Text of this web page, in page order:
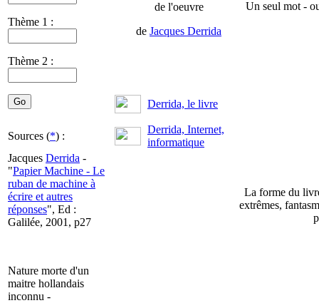
Thème 1 :
Thème 2 :
de l'oeuvre
de Jacques Derrida
Un seul mot -
Derrida, le livre
Sources (*) :
Derrida, Internet,
informatique
Jacques Derrida -
"Papier Machine - Le
ruban de machine à
écrire et autres
réponses", Ed :
Galilée, 2001, p27
Nature morte d'un
maitre hollandais
inconnu -
La forme du
extrêmes,